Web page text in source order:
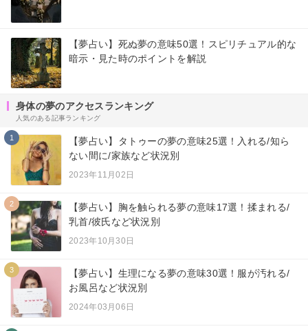
【夢占い】死ぬ夢の意味50選！スピリチュアル的な
暗示・見た時のポイントを解説
身体の夢のアクセスランキング
人気のある記事ランキング
1
【夢占い】タトゥーの夢の意味25選！入れる/知ら
ない間に/家族など状況別
2023年11月02日
2
【夢占い】胸を触られる夢の意味17選！揉まれる/
乳首/彼氏など状況別
2023年10月30日
3
【夢占い】生理になる夢の意味30選！服が汚れる/
お風呂など状況別
2024年03月06日